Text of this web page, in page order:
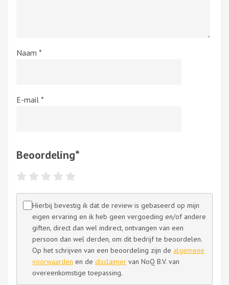
Naam *
E-mail *
Beoordeling*
Hierbij bevestig ik dat de review is gebaseerd op mijn
eigen ervaring en ik heb geen vergoeding en/of andere
giften, direct dan wel indirect, ontvangen van een
persoon dan wel derden, om dit bedrijf te beoordelen.
Op het schrijven van een beoordeling zijn de algemene
voorwaarden en de disclaimer van NoQ B.V. van
overeenkomstige toepassing.